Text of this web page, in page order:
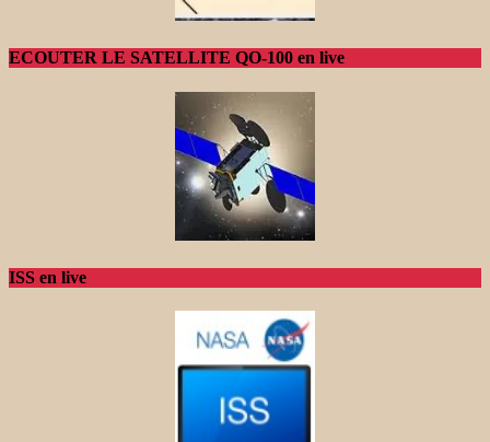
ECOUTER LE SATELLITE QO-100 en live
ISS en live